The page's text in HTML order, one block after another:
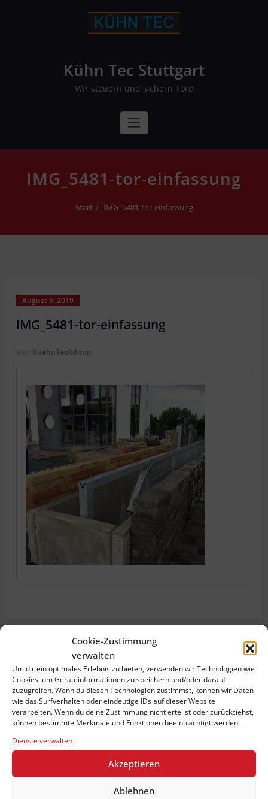
Cookie-Zustimmung
verwalten
Um dir ein optimales Erlebnis zu bieten, verwenden wir Technologien wie
Cookies, um Geräteinformationen zu speichern und/oder darauf
zuzugreifen. Wenn du diesen Technologien zustimmst, können wir Daten
wie das Surfverhalten oder eindeutige IDs auf dieser Website
verarbeiten. Wenn du deine Zustimmung nicht erteilst oder zurückziehst,
können bestimmte Merkmale und Funktionen beeinträchtigt werden.
Dienste verwalten
Akzeptieren
Ablehnen
Kühn Tec Stuttgart
Wir steuern und sichern Tore
IMG_5481-tor-einfassung
Start IMG_5481-tor-einfassung
August 6, 2019
IMG_5481-tor-einfassung
KuehnTecAdmin
Beitragsnavigation
Previous:IMG_5481-tor-einfassung